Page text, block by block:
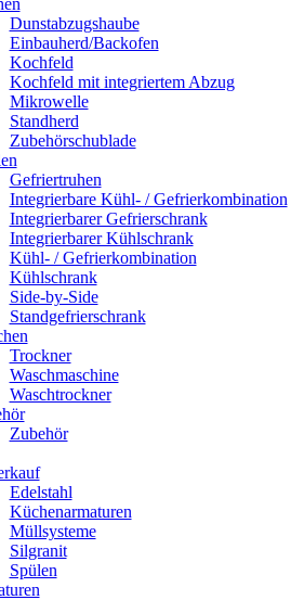
Dunstabzugshaube
Einbauherd/Backofen
Kochfeld
Kochfeld mit integriertem Abzug
Mikrowelle
Standherd
Zubehörschublade
Gefriertruhen
Integrierbare Kühl- / Gefrierkombination
Integrierbarer Gefrierschrank
Integrierbarer Kühlschrank
Kühl- / Gefrierkombination
Kühlschrank
Side-by-Side
Standgefrierschrank
Trockner
Waschmaschine
Waschtrockner
Zubehör
Edelstahl
Küchenarmaturen
Müllsysteme
Silgranit
Spülen